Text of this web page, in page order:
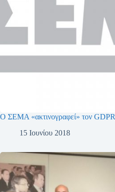
Ο ΣΕΜΑ «ακτινογραφεί» τον GDPR
15 Ιουνίου 2018